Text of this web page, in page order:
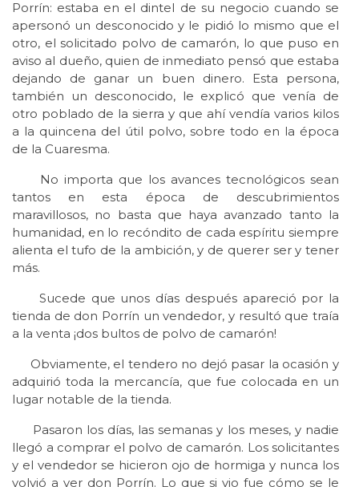
Porrín: estaba en el dintel de su negocio cuando se
apersonó un desconocido y le pidió lo mismo que el
otro, el solicitado polvo de camarón, lo que puso en
aviso al dueño, quien de inmediato pensó que estaba
dejando de ganar un buen dinero. Esta persona,
también un desconocido, le explicó que venía de
otro poblado de la sierra y que ahí vendía varios kilos
a la quincena del útil polvo, sobre todo en la época
de la Cuaresma.
No importa que los avances tecnológicos sean
tantos en esta época de descubrimientos
maravillosos, no basta que haya avanzado tanto la
humanidad, en lo recóndito de cada espíritu siempre
alienta el tufo de la ambición, y de querer ser y tener
más.
Sucede que unos días después apareció por la
tienda de don Porrín un vendedor, y resultó que traía
a la venta ¡dos bultos de polvo de camarón!
Obviamente, el tendero no dejó pasar la ocasión y
adquirió toda la mercancía, que fue colocada en un
lugar notable de la tienda.
Pasaron los días, las semanas y los meses, y nadie
llegó a comprar el polvo de camarón. Los solicitantes
y el vendedor se hicieron ojo de hormiga y nunca los
volvió a ver don Porrín. Lo que si vio fue cómo se le